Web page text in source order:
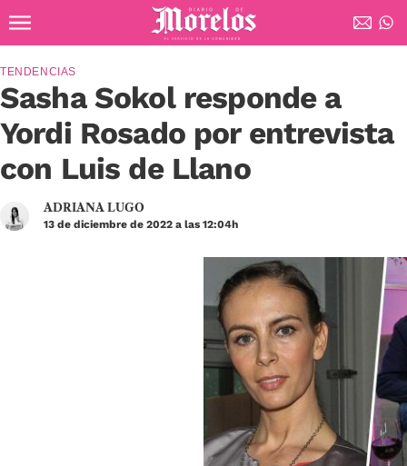
Diario de Morelos
Sasha Sokol responde a
Yordi Rosado por entrevista
con Luis de Llano
TENDENCIAS
ADRIANA LUGO
13 de diciembre de 2022 a las 12:04h